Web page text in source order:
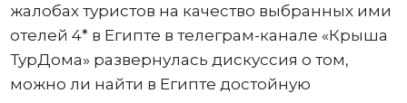
жалобах туристов на качество выбранных ими
отелей 4* в Египте в телеграм-канале «Крыша
ТурДома» развернулась дискуссия о том,
можно ли найти в Египте достойную